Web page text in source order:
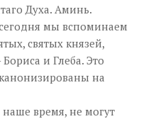
Духа. Аминь.
мы вспоминаем
святых князей,
и Глеба. Это
на
время, не могут